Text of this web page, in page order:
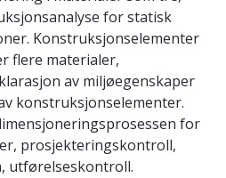
for statisk
Konstruksjonselementer
flere materialer,
av miljøegenskaper
konstruksjonselementer.
for
prosjekteringskontroll,
utførelseskontroll.